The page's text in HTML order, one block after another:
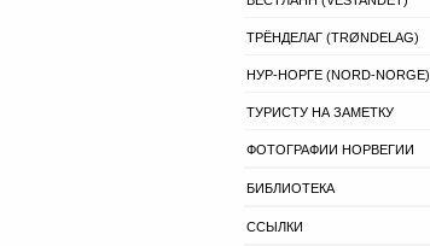
ТРЁНДЕЛАГ (TRØNDELAG)
НУР-НОРГЕ (NORD-NORGE)
ТУРИСТУ НА ЗАМЕТКУ
ФОТОГРАФИИ НОРВЕГИИ
БИБЛИОТЕКА
ССЫЛКИ